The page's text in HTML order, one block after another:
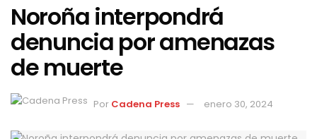
Noroña interpondrá
denuncia por amenazas
de muerte
Por Cadena Press enero 30, 2024